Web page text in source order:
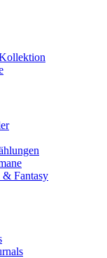
& Fantasy